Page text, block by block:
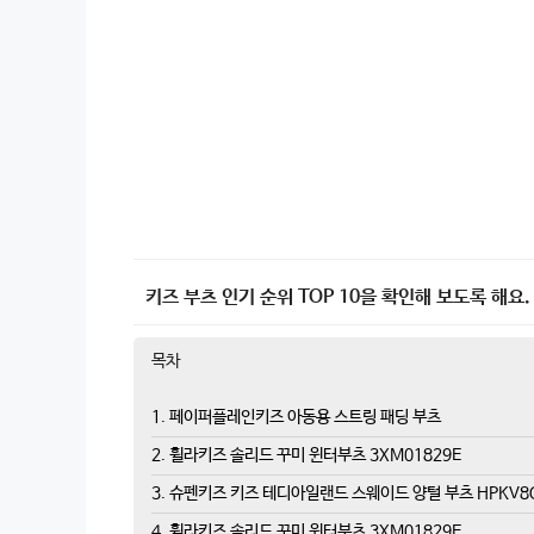
키즈 부츠 인기 순위 TOP 10을 확인해 보도록 해요.
목차
1. 페이퍼플레인키즈 아동용 스트링 패딩 부츠
2. 휠라키즈 솔리드 꾸미 윈터부츠 3XM01829E
3. 슈펜키즈 키즈 테디아일랜드 스웨이드 양털 부츠